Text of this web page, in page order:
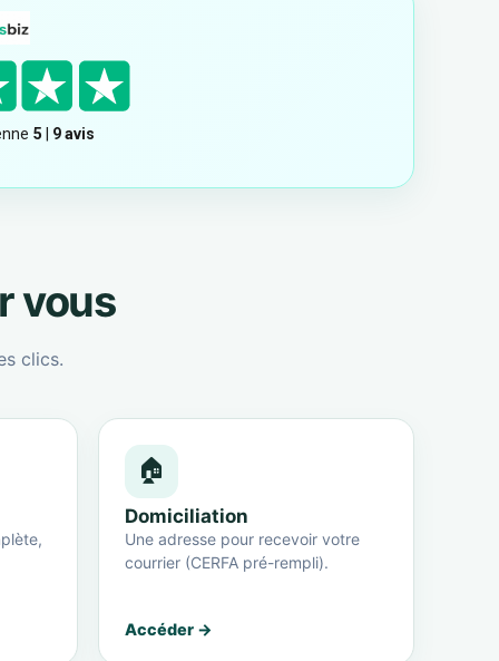
vous
clics.
🏠
Domiciliation
Une adresse pour recevoir votre
courrier (CERFA pré-rempli).
Accéder →